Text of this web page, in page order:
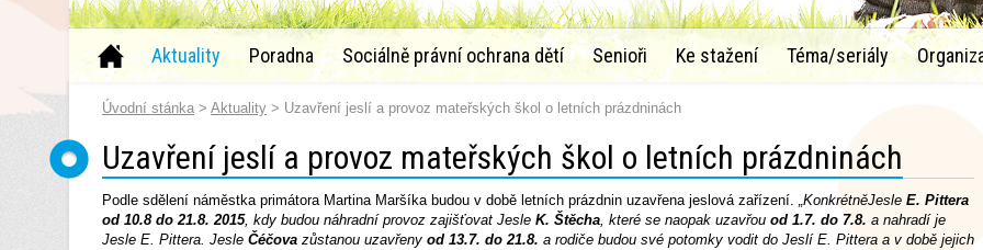
Aktuality Poradna Sociálně právní ochrana dětí Senioři Ke stažení Téma/seriály
Úvodní stánka > Aktuality > Uzavření jeslí a provoz mateřských škol o letních prázdninách
Uzavření jeslí a provoz mateřských škol o letních prázdninách
Podle sdělení náměstka primátora Martina Maršíka budou v době letních prázdnin uzavřena jeslová zařízení. „KonkrétněJesle E. Pittera
od 10.8 do 21.8. 2015, kdy budou náhradní provoz zajišťovat Jesle K. Štěcha, které se naopak uzavřou od 1.7. do 7.8. a nahradí je
Jesle E. Pittera. Jesle Čéčova zůstanou uzavřeny od 13.7. do 21.8. a rodiče budou své potomky vodit do Jeslí E. Pittera a v době jejich